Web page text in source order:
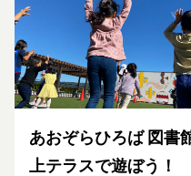
あおぞらひろば 図書
上テラスで遊ぼう！